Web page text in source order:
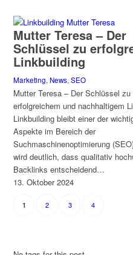
Mutter Teresa – Der
Schlüssel zu
Linkbuilding
Marketing, News, SEO
Mutter Teresa – Der Schlüssel zu
erfolgreichem und nachhaltigem
Linkbuilding bleibt einer der
Aspekte im Bereich der
Suchmaschinenoptimierung
wird deutlich, dass qualitativ
Backlinks entscheidend…
13. Oktober 2024
1 2 3 4